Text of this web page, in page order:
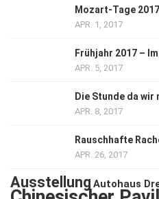
Mozart-Tage 2017
APR. 1, 2017
Frühjahr 2017 –
APR. 5, 2017
Die Stunde da
APR. 8, 2017
Rauschhafte
APR. 26, 2017
Ausstellung Autohaus